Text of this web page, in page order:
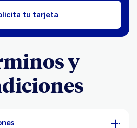
tu tarjeta
y